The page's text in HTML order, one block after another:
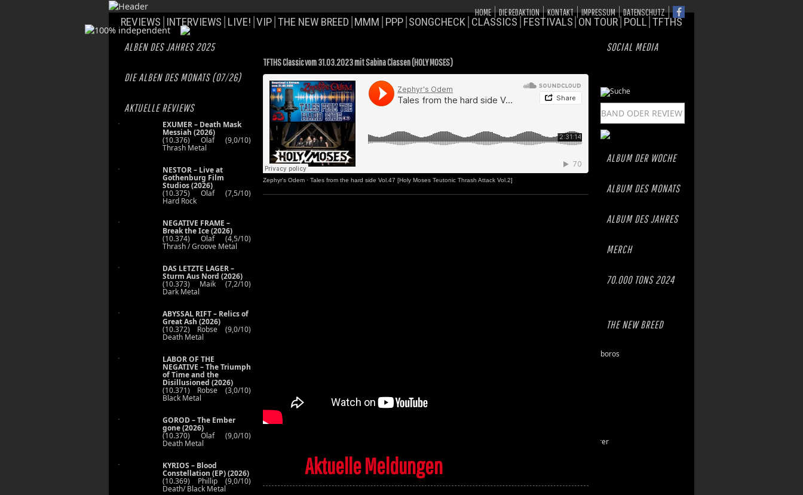
HOME DIE REDAKTION KONTAKT IMPRESSUM DATENSCHUTZ
REVIEWS INTERVIEWS LIVE! VIP THE NEW BREED MMM PPP SONGCHECK CLASSICS FESTIVALS ON TOUR POLL TFTHS
ALBEN DES JAHRES 2025
DIE ALBEN DES MONATS (07/26)
AKTUELLE REVIEWS
EXUMER – Death Mask
Messiah (2026)
(10.376) Olaf (9,0/10)
Thrash Metal
NESTOR – Live at
Gothenburg Film
Studios (2026)
(10.375) Olaf (7,5/10)
Hard Rock
NEGATIVE FRAME –
Break the Ice (2026)
(10.374) Olaf (4,5/10)
Thrash / Groove Metal
DAS LETZTE LAGER –
Sturm Aus Nord (2026)
(10.373) Maik (7,2/10)
Dark Metal
ABYSSAL RIFT – Relics of
Great Ash (2026)
(10.372) Robse (9,0/10)
Death Metal
LABOR OF THE
NEGATIVE – The Triumph
of Time and the
Disillusioned (2026)
(10.371) Robse (3,0/10)
Black Metal
GOROD – The Ember
gone (2026)
(10.370) Olaf (9,0/10)
Death Metal
KYRIOS – Blood
Constellation (EP) (2026)
(10.369) Phillip (9,0/10)
Death/ Black Metal
TFTHS Classic vom 31.03.2023 mit Sabina Classen (HOLY MOSES)
Zephyr's Odem · Tales from the hard side Vol.47 [Holy Moses Teutonic Thrash Attack Vol.2]
Aktuelle Meldungen
SOCIAL MEDIA
ALBUM DER WOCHE
ALBUM DES MONATS
ALBUM DES JAHRES
MERCH
70.000 TONS 2024
THE NEW BREED
Dawn of Ouroboros
Grand Devourer